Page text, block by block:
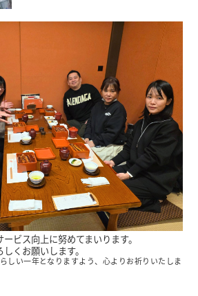
ビス向上に努めてまいります。
くお願いします。
しい一年となりますよう、心よりお祈りいたしま